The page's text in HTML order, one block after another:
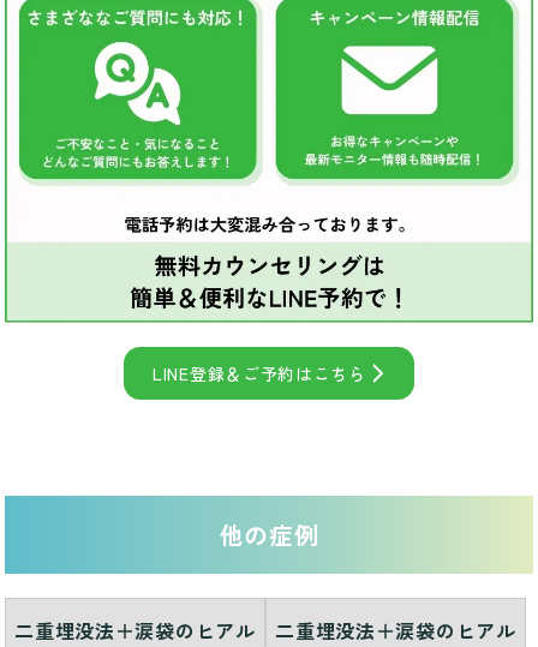
LINE登録＆ご予約はこちら
他の症例
二重埋没法＋涙袋のヒアル
二重埋没法＋涙袋のヒアル